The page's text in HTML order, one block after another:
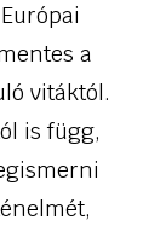
a
vitáktól.
is függ,